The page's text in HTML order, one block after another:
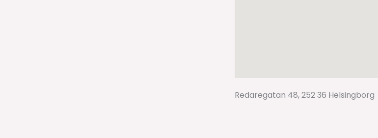
Redaregatan 48, 252 36 Helsingborg